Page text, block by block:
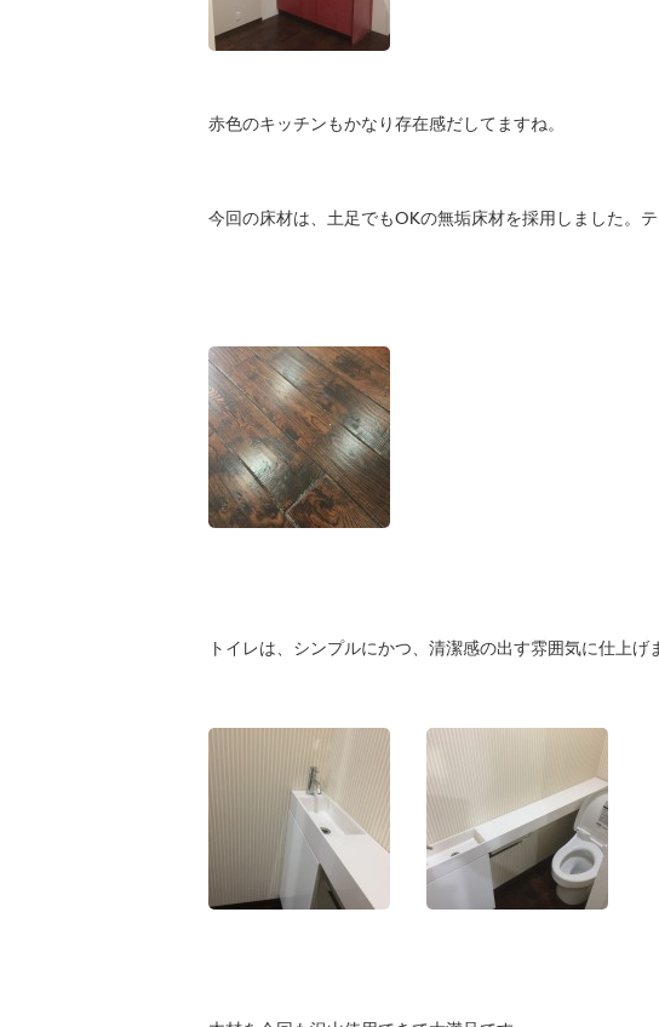
赤色のキッチンもかなり存在感だしてますね。
今回の床材は、土足でもOKの無垢床材を採用しました。
トイレは、シンプルにかつ、清潔感の出す雰囲気に仕上げ